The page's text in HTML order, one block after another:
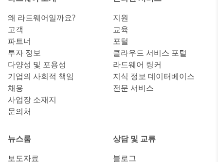
왜 라드웨어일까요?
고객
파트너
투자 정보
다양성 및 포용성
기업의 사회적 책임
채용
사업장 소재지
문의처
지원
교육
포털
클라우드 서비스 포털
라드웨어 링커
지식 정보 데이터베이스
전문 서비스
뉴스룸
보도자료
상담 및 교류
블로그